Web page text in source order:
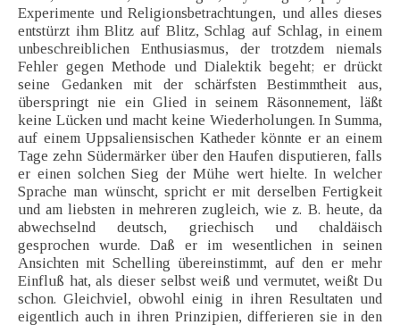
Experimente und Religionsbetrachtungen, und alles dieses
entstürzt ihm Blitz auf Blitz, Schlag auf Schlag, in einem
unbeschreiblichen Enthusiasmus, der trotzdem niemals
Fehler gegen Methode und Dialektik begeht; er drückt
seine Gedanken mit der schärfsten Bestimmtheit aus,
überspringt nie ein Glied in seinem Räsonnement, läßt
keine Lücken und macht keine Wiederholungen. In Summa,
auf einem Uppsaliensischen Katheder könnte er an einem
Tage zehn Südermärker über den Haufen disputieren, falls
er einen solchen Sieg der Mühe wert hielte. In welcher
Sprache man wünscht, spricht er mit derselben Fertigkeit
und am liebsten in mehreren zugleich, wie z. B. heute, da
abwechselnd deutsch, griechisch und chaldäisch
gesprochen wurde. Daß er im wesentlichen in seinen
Ansichten mit Schelling übereinstimmt, auf den er mehr
Einfluß hat, als dieser selbst weiß und vermutet, weißt Du
schon. Gleichviel, obwohl einig in ihren Resultaten und
eigentlich auch in ihren Prinzipien, differieren sie in den